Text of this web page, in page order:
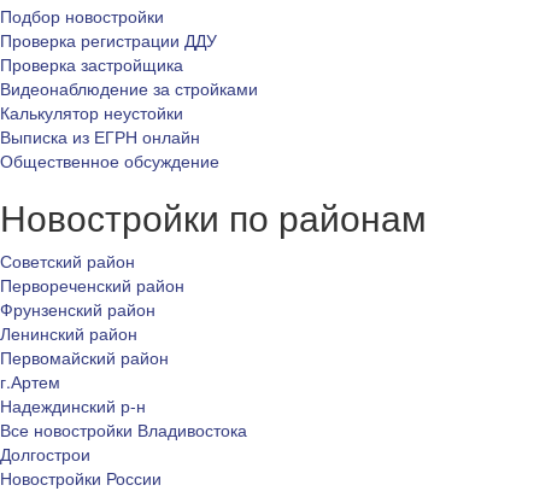
Подбор новостройки
Проверка регистрации ДДУ
Проверка застройщика
Видеонаблюдение за стройками
Калькулятор неустойки
Выписка из ЕГРН онлайн
Общественное обсуждение
Новостройки по районам
Советский район
Первореченский район
Фрунзенский район
Ленинский район
Первомайский район
г.Артем
Надеждинский р-н
Все новостройки Владивостока
Долгострои
Новостройки России